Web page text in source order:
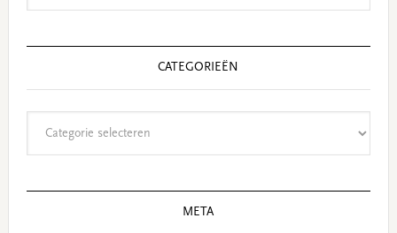
CATEGORIEËN
META